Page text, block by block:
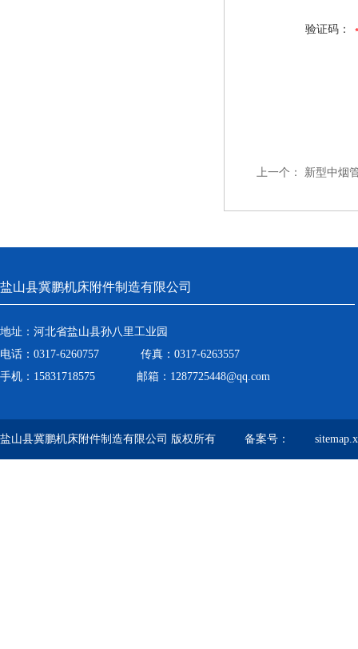
验证码：
上一个： 新型中烟
盐山县冀鹏机床附件制造有限公司
地址：河北省盐山县孙八里工业园
电话：0317-6260757 传真：0317-6263557
手机：15831718575 邮箱：1287725448@qq.com
盐山县冀鹏机床附件制造有限公司 版权所有 备案号：